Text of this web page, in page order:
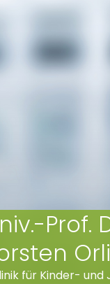
Prof.
für Kinder- und